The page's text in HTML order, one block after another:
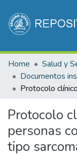
Communities &
All of DSpace
Statistics
Home
Protocolo
personas
tipo